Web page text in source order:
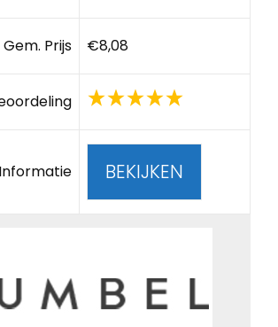
Gem. Prijs €8,08
Informatie BEKIJKEN